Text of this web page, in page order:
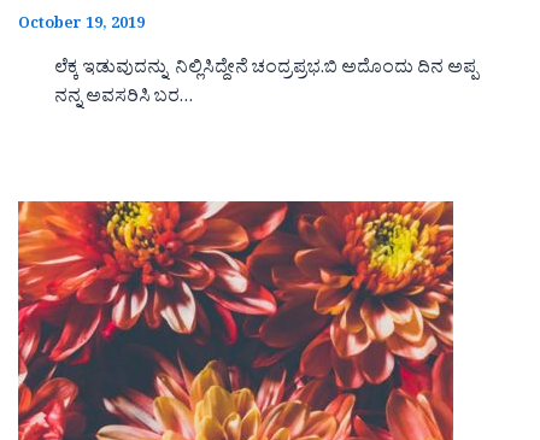
October 19, 2019
ಲೆಕ್ಕ ಇಡುವುದನ್ನು ನಿಲ್ಲಿಸಿದ್ದೇನೆ ಚಂದ್ರಪ್ರಭ.ಬಿ ಅದೊಂದು ದಿನ ಅಪ್ಪ
ನನ್ನ ಅವಸರಿಸಿ ಬರ…